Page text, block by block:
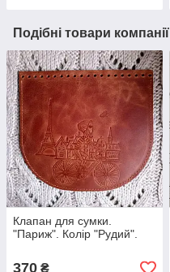
Подібні товари компанії
Клапан для сумки.
"Париж". Колір "Рудий".
370 ₴